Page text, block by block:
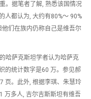
。据笔者了解, 熟悉该国情况
人都认为, 大约有80%～ 90%
们在族内仍称自己是维吾尔
哈萨克斯坦学者认为哈萨克
的统计数字是60 万。参见郝
页。此外, 根据李琪、朱慧玲
万多人, 吉尔吉斯斯坦有维吾